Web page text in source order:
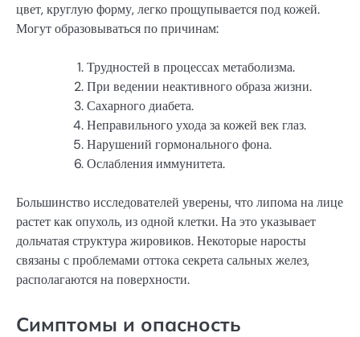
цвет, круглую форму, легко прощупывается под кожей.
Могут образовываться по причинам:
Трудностей в процессах метаболизма.
При ведении неактивного образа жизни.
Сахарного диабета.
Неправильного ухода за кожей век глаз.
Нарушений гормонального фона.
Ослабления иммунитета.
Большинство исследователей уверены, что липома на лице
растет как опухоль, из одной клетки. На это указывает
дольчатая структура жировиков. Некоторые наросты
связаны с проблемами оттока секрета сальных желез,
располагаются на поверхности.
Симптомы и опасность